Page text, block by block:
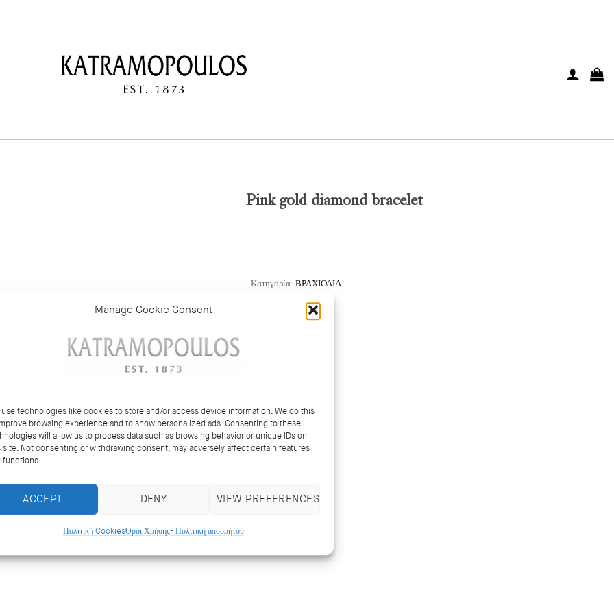
Manage Cookie Consent
use technologies like cookies to store and/or access device information. We do this
browsing experience and to show personalized ads. Consenting to these
will allow us to process data such as browsing behavior or unique IDs on
site. Not consenting or withdrawing consent, may adversely affect certain features
functions.
ACCEPT DENY VIEW PREFERENCES
Πολιτική CookiesΌροι Χρήσης- Πολιτική απορρήτου
Pink gold diamond bracelet
Κατηγορία: ΒΡΑΧΙΟΛΙΑ